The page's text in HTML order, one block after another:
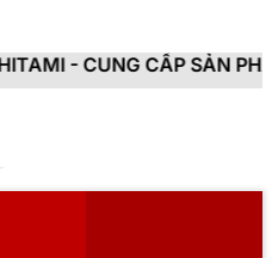
SẢN PHẨM CHÍNH